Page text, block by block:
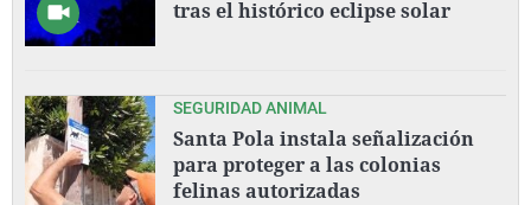
tras el histórico eclipse solar
SEGURIDAD ANIMAL
Santa Pola instala señalización
para proteger a las colonias
felinas autorizadas